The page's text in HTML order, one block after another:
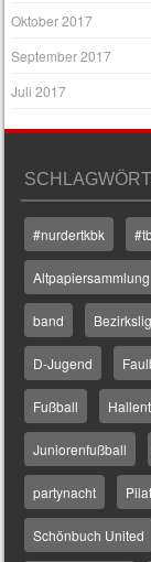
Oktober 2017
September 2017
Juli 2017
#nurdertkbk
Altpapiersammlung
band
D-Jugend
Fußball
Juniorenfußball
partynacht
Schönbuch United